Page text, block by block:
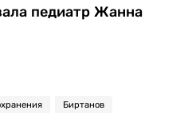
педиатр Жанна
Биртанов